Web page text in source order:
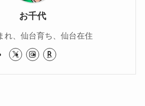
お千代
れ、仙台育ち、仙台在住